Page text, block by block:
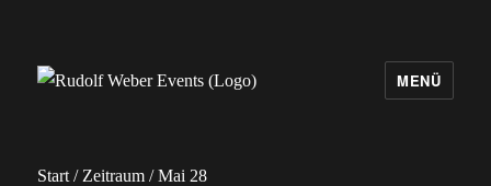
MENÜ
Start / Zeitraum / Mai 28